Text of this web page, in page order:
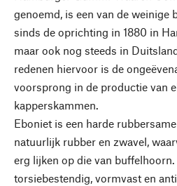
genoemd, is een van de weinige
sinds de oprichting in 1880 in
maar ook nog steeds in
redenen hiervoor is de
voorsprong in de productie van
kapperskammen.
Eboniet is een harde
natuurlijk rubber en zwavel,
erg lijken op die van
torsiebestendig, vormvast en